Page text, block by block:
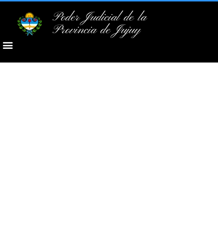
Poder Judicial de la
Provincia de Jujuy